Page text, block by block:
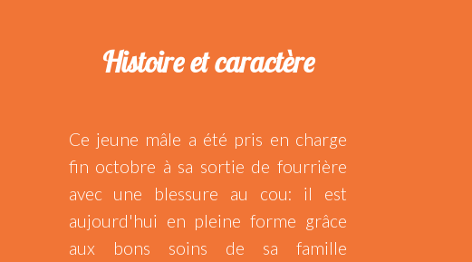
Histoire et caractère
Ce jeune mâle a été pris en charge
fin octobre à sa sortie de fourrière
avec une blessure au cou: il est
aujourd'hui en pleine forme grâce
aux bons soins de sa famille